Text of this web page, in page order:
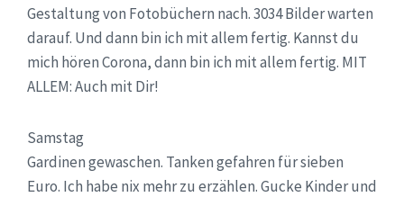
Gestaltung von Fotobüchern nach. 3034 Bilder warten
darauf. Und dann bin ich mit allem fertig. Kannst du
mich hören Corona, dann bin ich mit allem fertig. MIT
ALLEM: Auch mit Dir!
Samstag
Gardinen gewaschen. Tanken gefahren für sieben
Euro. Ich habe nix mehr zu erzählen. Gucke Kinder und